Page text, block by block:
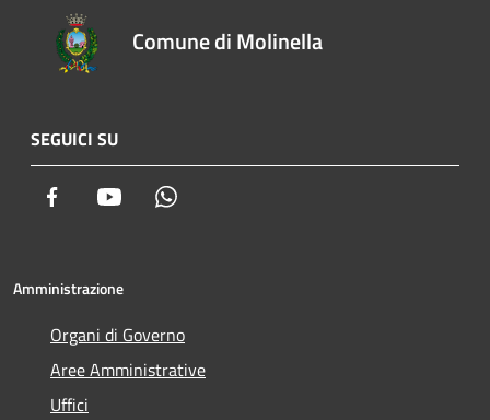
Comune di Molinella
SEGUICI SU
Facebook Youtube
Amministrazione
Organi di Governo
Aree Amministrative
Uffici